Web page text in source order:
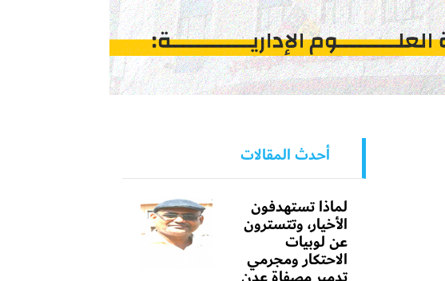
أحدث المقالات
لماذا تستهدفون
الأخيار، وتتسترون
عن لوبيات
الاحتكار ومجرمي